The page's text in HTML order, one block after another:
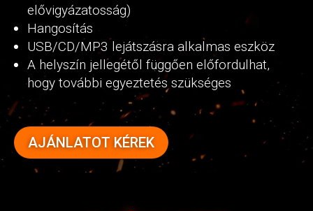
elővigyázatosság)
Hangosítás
USB/CD/MP3 lejátszásra alkalmas eszköz
A helyszín jellegétől függően előfordulhat,
hogy további egyeztetés szükséges
AJÁNLATOT KÉREK